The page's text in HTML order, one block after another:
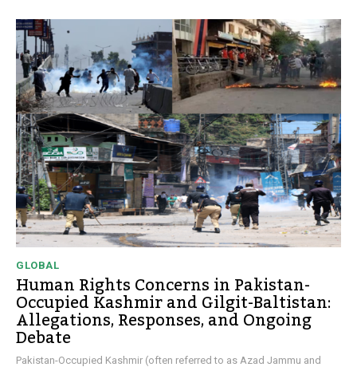
GLOBAL
Human Rights Concerns in Pakistan-
Occupied Kashmir and Gilgit-Baltistan:
Allegations, Responses, and Ongoing
Debate
Pakistan-Occupied Kashmir (often referred to as Azad Jammu and